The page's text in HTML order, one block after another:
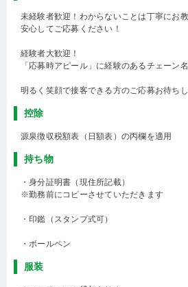
未経験者歓迎！わからないことは丁寧にお教
安心してご応募ください！
経験者大歓迎！
「応募時アピール」に経験のあるチェー
明るく笑顔で接客できる方のご応募お待ちし
控除
源泉徴収税額表（日額表）の丙欄を適用
持ち物
・身分証明書（現住所記載）
※勤務前にコピーさせていただきます
・印鑑（スタンプ式可）
・ボールペン
服装